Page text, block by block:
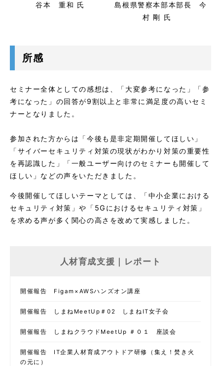
谷本 重和 氏
島根県警察本部本部長 今
村 剛 氏
所感
セミナー全体としての感想は、「大変参考になった」「参
考になった」の回答が9割以上と非常に満足度の高いセミ
ナーとなりました。
参加された方からは「今後も是非定期開催してほしい」
「サイバーセキュリティ対策の現状がわかり対策の重要性
を再認識した」「一般ユーザー向けのセミナーも開催して
ほしい」などの声をいただきました。
今後開催してほしいテーマとしては、「中小企業における
セキュリティ対策」や「5Gにおけるセキュリティ対策」
を求める声が多く関心の高さを改めて実感しました。
人材育成支援｜レポート
開催報告 Figam×AWSハンズオン講座
開催報告 しまねMeetUp＃02 しまねIT女子会
開催報告 しまねクラウドMeetUp ＃０１ 座談会
開催報告 IT企業人材育成アウトドア研修（集え！焚き火
の元に）